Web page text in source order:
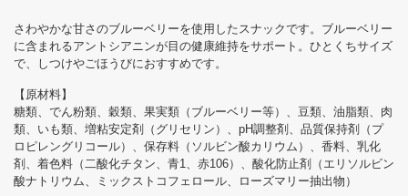
さわやかな甘さのブルーベリーを使用したスナックです。ブルーベリー
に含まれるアントシアニンが目の健康維持をサポート。ひとくちサイズ
で、しつけやごほうびにおすすめです。
【原材料】
糖類、でん粉類、穀類、果実類（ブルーベリー等）、豆類、油脂類、肉
類、いも類、増粘安定剤（グリセリン）、pH調整剤、品質保持剤（プ
ロピレングリコール）、保存料（ソルビン酸カリウム）、香料、乳化
剤、着色料（二酸化チタン、青1、赤106）、酸化防止剤（エリソルビン
酸ナトリウム、ミックストコフェロール、ローズマリー抽出物）